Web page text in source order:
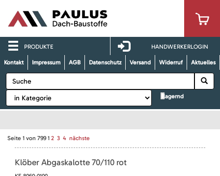
PRODUKTE HANDWERKERLOGIN
Kontakt Impressum AGB Datenschutz Versand Widerruf Aktuelles
lagernd
Seite 1 von 799 1 2 3 4 nächste
Klöber Abgaskalotte 70/110 rot